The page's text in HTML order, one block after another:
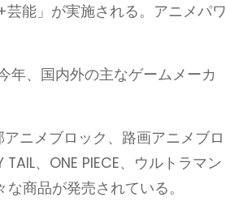
能」が実施される。アニメパワ
年、国内外の主なゲームメーカ
ニメブロック、路画アニメブロ
、ONE PIECE、ウルトラマン
商品が発売されている。